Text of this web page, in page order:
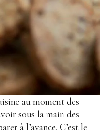
au moment des
sous la main des
à l’avance. C’est le